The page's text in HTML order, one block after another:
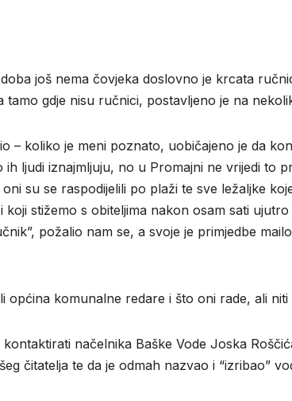
još nema čovjeka doslovno je krcata
tamo gdje nisu ručnici, postavljeno je na
– koliko je meni poznato, uobičajeno je da
ih ljudi iznajmljuju, no u Promajni ne vrijedi to
su se raspodijelili po plaži te sve ležaljke
koji stižemo s obiteljima nakon osam sati
požalio nam se, a svoje je primjedbe
općina komunalne redare i što oni rade, ali
načelnika Baške Vode Joska
čitatelja te da je odmah nazvao i “izribao”